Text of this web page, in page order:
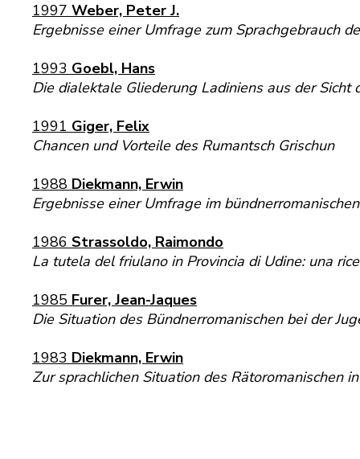
1997 Weber, Peter J.
Ergebnisse einer Umfrage zum Sprachgebrauch
1993 Goebl, Hans
Die dialektale Gliederung Ladiniens aus der Sicht
1991 Giger, Felix
Chancen und Vorteile des Rumantsch Grischun
1988 Diekmann, Erwin
Ergebnisse einer Umfrage im
1986 Strassoldo, Raimondo
La tutela del friulano in Provincia di Udine: una
1985 Furer, Jean-Jaques
Die Situation des Bündnerromanischen bei der
1983 Diekmann, Erwin
Zur sprachlichen Situation des Rätoromanischen